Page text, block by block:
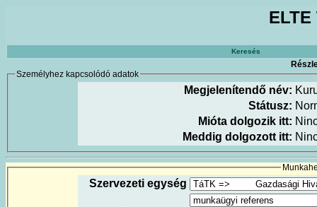
Keresés
Személyhez kapcsolódó adatok
Megjelenítendő név:
Státusz:
Mióta dolgozik itt:
Meddig dolgozott itt:
Szervezeti egység